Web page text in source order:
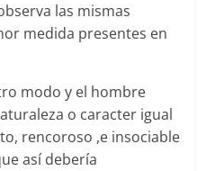
las mismas
medida presentes en
modo y el hombre
o caracter igual
rencoroso ,e insociable
así debería